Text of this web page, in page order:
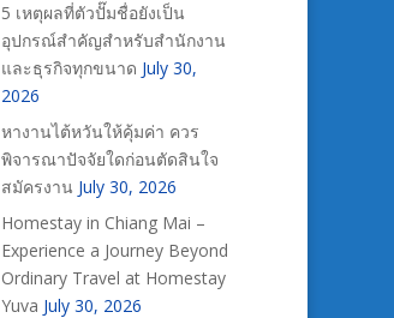
5 เหตุผลที่ตัวปั๊มชื่อยังเป็น
อุปกรณ์สำคัญสำหรับสำนักงาน
และธุรกิจทุกขนาด July 30,
2026
หางานไต้หวันให้คุ้มค่า ควร
พิจารณาปัจจัยใดก่อนตัดสินใจ
สมัครงาน July 30, 2026
Homestay in Chiang Mai –
Experience a Journey Beyond
Ordinary Travel at Homestay
Yuva July 30, 2026